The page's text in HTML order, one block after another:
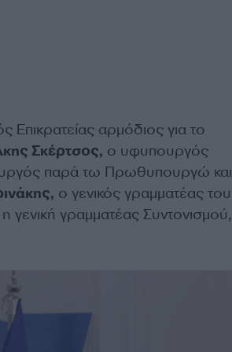
Επικρατείας αρμόδιος για το
Σκέρτσος, ο υφυπουργός
παρά τω Πρωθυπουργώ και
ο γενικός γραμματέας του
η γενική γραμματέας Συντονισμού,